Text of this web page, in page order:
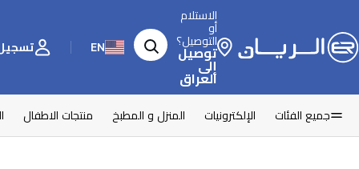
الاستلام
أو
التوصيل؟
توصيل
إلى
العراق
EN تسجيل
جميع الفئات الإلكترونيات المنزل و المطبخ منتجات الاطفال